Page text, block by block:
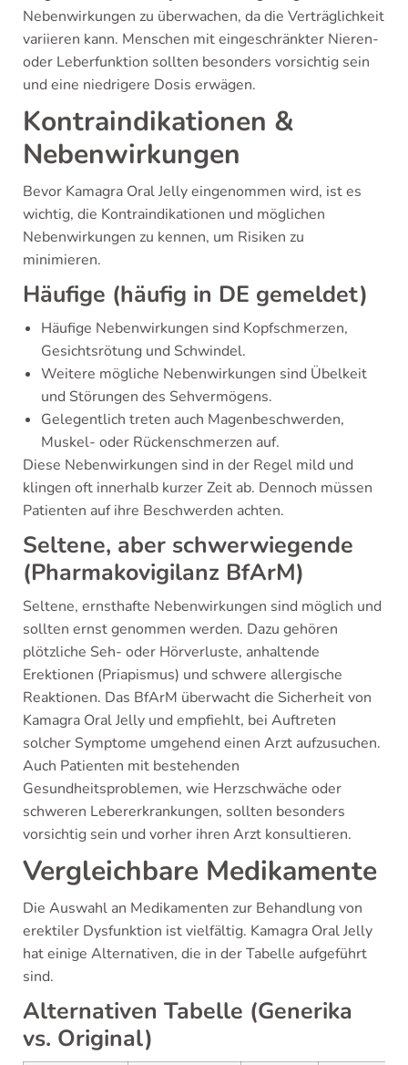
Nebenwirkungen zu überwachen, da die Verträglichkeit
variieren kann. Menschen mit eingeschränkter Nieren-
oder Leberfunktion sollten besonders vorsichtig sein
und eine niedrigere Dosis erwägen.
Kontraindikationen &
Nebenwirkungen
Bevor Kamagra Oral Jelly eingenommen wird, ist es
wichtig, die Kontraindikationen und möglichen
Nebenwirkungen zu kennen, um Risiken zu
minimieren.
Häufige (häufig in DE gemeldet)
Häufige Nebenwirkungen sind Kopfschmerzen,
Gesichtsrötung und Schwindel.
Weitere mögliche Nebenwirkungen sind Übelkeit
und Störungen des Sehvermögens.
Gelegentlich treten auch Magenbeschwerden,
Muskel- oder Rückenschmerzen auf.
Diese Nebenwirkungen sind in der Regel mild und
klingen oft innerhalb kurzer Zeit ab. Dennoch müssen
Patienten auf ihre Beschwerden achten.
Seltene, aber schwerwiegende
(Pharmakovigilanz BfArM)
Seltene, ernsthafte Nebenwirkungen sind möglich und
sollten ernst genommen werden. Dazu gehören
plötzliche Seh- oder Hörverluste, anhaltende
Erektionen (Priapismus) und schwere allergische
Reaktionen. Das BfArM überwacht die Sicherheit von
Kamagra Oral Jelly und empfiehlt, bei Auftreten
solcher Symptome umgehend einen Arzt aufzusuchen.
Auch Patienten mit bestehenden
Gesundheitsproblemen, wie Herzschwäche oder
schweren Lebererkrankungen, sollten besonders
vorsichtig sein und vorher ihren Arzt konsultieren.
Vergleichbare Medikamente
Die Auswahl an Medikamenten zur Behandlung von
erektiler Dysfunktion ist vielfältig. Kamagra Oral Jelly
hat einige Alternativen, die in der Tabelle aufgeführt
sind.
Alternativen Tabelle (Generika
vs. Original)